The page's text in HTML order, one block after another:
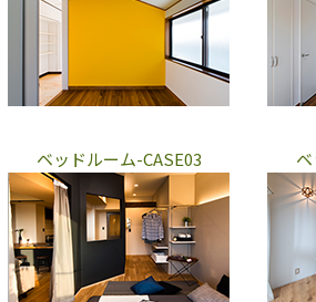
ベッドルーム-CASE03